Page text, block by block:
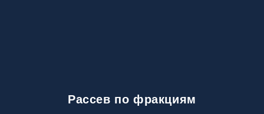
Рассев по фракциям